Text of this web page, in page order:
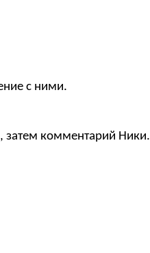
с ними.
затем комментарий Ники.